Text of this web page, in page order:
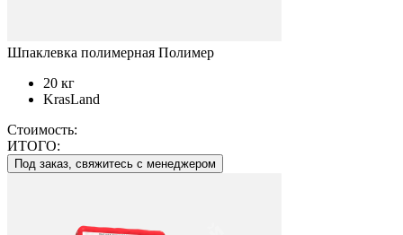
Шпаклевка полимерная Полимер
20 кг
KrasLand
Стоимость:
ИТОГО:
Под заказ, свяжитесь с менеджером